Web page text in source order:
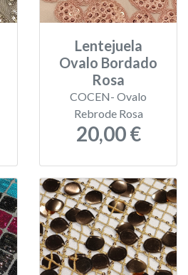
Lentejuela
Ovalo Bordado
Rosa
COCEN- Ovalo
Rebrode Rosa
20,00 €